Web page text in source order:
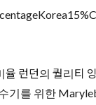
율 런던의 퀄리티
기를 위한